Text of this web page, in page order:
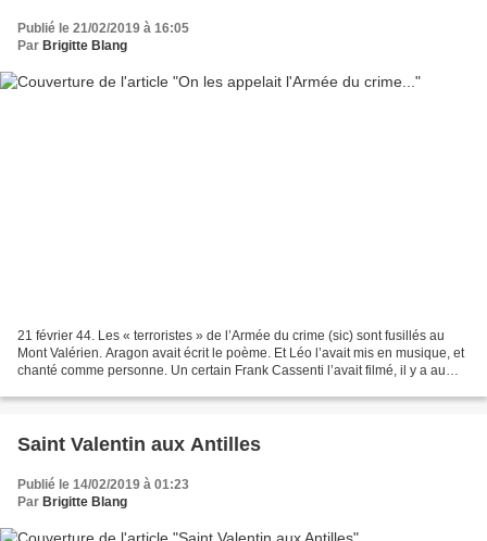
Publié le 21/02/2019 à 16:05
Par Brigitte Blang
21 février 44. Les « terroristes » de l’Armée du crime (sic) sont fusillés au
Mont Valérien. Aragon avait écrit le poème. Et Léo l’avait mis en musique, et
chanté comme personne. Un certain Frank Cassenti l’avait filmé, il y a au
Saint Valentin aux Antilles
Publié le 14/02/2019 à 01:23
Par Brigitte Blang